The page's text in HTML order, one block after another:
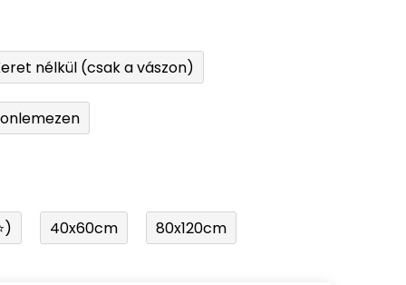
nélkül (csak a vászon)
40x60cm 80x120cm